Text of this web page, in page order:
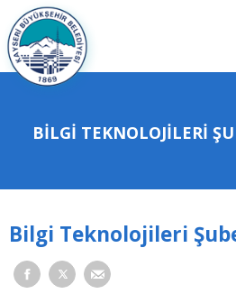
BILGI TEKNOLOJILERI
Bilgi Teknolojileri